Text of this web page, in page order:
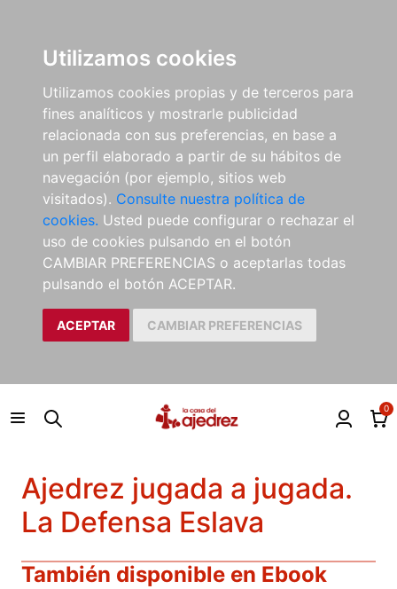
Utilizamos cookies
Utilizamos cookies propias y de terceros para
fines analíticos y mostrarle publicidad
relacionada con sus preferencias, en base a
un perfil elaborado a partir de su hábitos de
navegación (por ejemplo, sitios web
visitados). Consulte nuestra política de
cookies. Usted puede configurar o rechazar el
uso de cookies pulsando en el botón
CAMBIAR PREFERENCIAS o aceptarlas todas
pulsando el botón ACEPTAR.
ACEPTAR CAMBIAR PREFERENCIAS
0
Ajedrez jugada a jugada.
La Defensa Eslava
También disponible en Ebook